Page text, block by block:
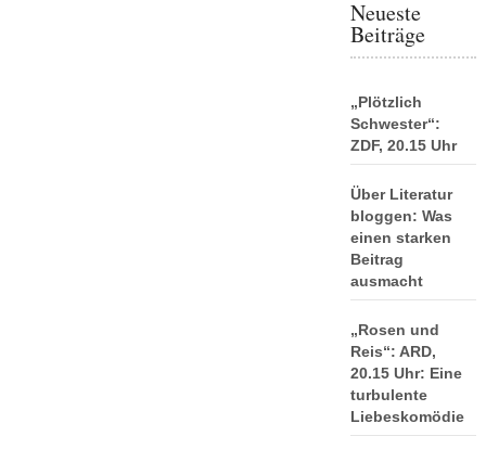
Neueste
Beiträge
„Plötzlich
Schwester“:
ZDF, 20.15 Uhr
Über Literatur
bloggen: Was
einen starken
Beitrag
ausmacht
„Rosen und
Reis“: ARD,
20.15 Uhr: Eine
turbulente
Liebeskomödie